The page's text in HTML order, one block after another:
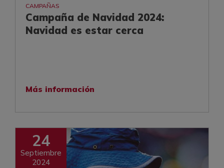
CAMPAÑAS
Campaña de Navidad 2024:
Navidad es estar cerca
Más información
24
Septiembre
2024